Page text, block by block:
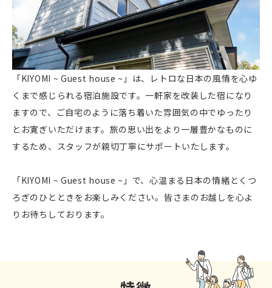
「KIYOMI ~ Guest house ~」は、レトロな日本の風情を心ゆ
くまで感じられる宿泊施設です。一軒家を改装した宿になり
ますので、ご自宅のように落ち着いた雰囲気の中でゆったり
とお寛ぎいただけます。旅の思い出をより一層豊かなものに
するため、スタッフが親切丁寧にサポートいたします。
「KIYOMI ~ Guest house ~」で、心温まる日本の情緒とくつ
ろぎのひとときをお楽しみください。皆さまのお越しを心よ
りお待ちしております。